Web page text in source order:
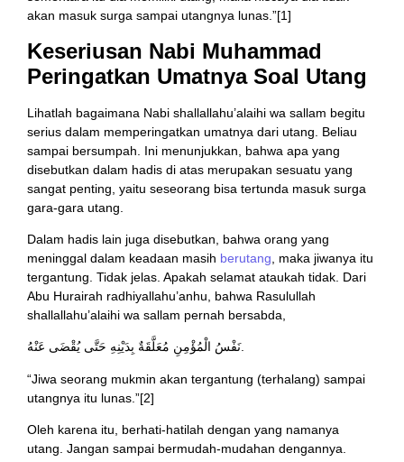
akan masuk surga sampai utangnya lunas.”[1]
Keseriusan Nabi Muhammad
Peringatkan Umatnya Soal Utang
Lihatlah bagaimana Nabi shallallahu’alaihi wa sallam begitu
serius dalam memperingatkan umatnya dari utang. Beliau
sampai bersumpah. Ini menunjukkan, bahwa apa yang
disebutkan dalam hadis di atas merupakan sesuatu yang
sangat penting, yaitu seseorang bisa tertunda masuk surga
gara-gara utang.
Dalam hadis lain juga disebutkan, bahwa orang yang
meninggal dalam keadaan masih berutang , maka jiwanya itu
tergantung. Tidak jelas. Apakah selamat ataukah tidak. Dari
Abu Hurairah radhiyallahu’anhu, bahwa Rasulullah
shallallahu’alaihi wa sallam pernah bersabda,
نَفْسُ الْمُؤْمِنِ مُعَلَّقَةٌ بِدَيْنِهِ حَتَّى يُقْضَى عَنْهُ.
“Jiwa seorang mukmin akan tergantung (terhalang) sampai
utangnya itu lunas.”[2]
Oleh karena itu, berhati-hatilah dengan yang namanya
utang. Jangan sampai bermudah-mudahan dengannya.